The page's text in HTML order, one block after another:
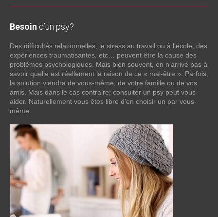
Besoin d’un psy?
Des difficultés relationnelles, le stress au travail ou à l’école, des
expériences traumatisantes, etc… peuvent être la cause des
problèmes psychologiques. Mais bien souvent, on n’arrive pas à
savoir quelle est réellement la raison de ce « mal-être ». Parfois,
la solution viendra de vous-même, de votre famille ou de vos
amis. Mais dans le cas contraire; consulter un psy peut vous
aider. Naturellement vous êtes libre d’en choisir un par vous-
même.